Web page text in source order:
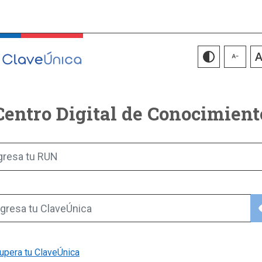
Digital de
tu RUN
tu ClaveÚnica
tu ClaveÚnica